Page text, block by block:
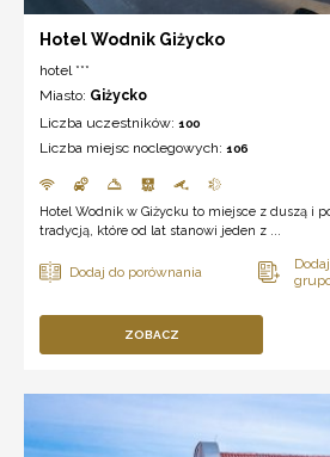
Hotel Wodnik Giżycko
hotel ***
Miasto: Giżycko
Liczba uczestników: 100
Liczba miejsc noclegowych: 106
Hotel Wodnik w Giżycku to miejsce z duszą i
tradycją, które od lat stanowi jeden z ...
ZOBACZ